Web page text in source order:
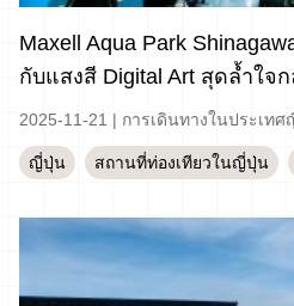
Maxell Aqua Park
กับแสงสี Digital Art สุดล้ำใจก
2025-11-21 | การเดินทางในประเท
ญี่ปุ่น สถานที่ท่องเทียวในญี่ปุ่น